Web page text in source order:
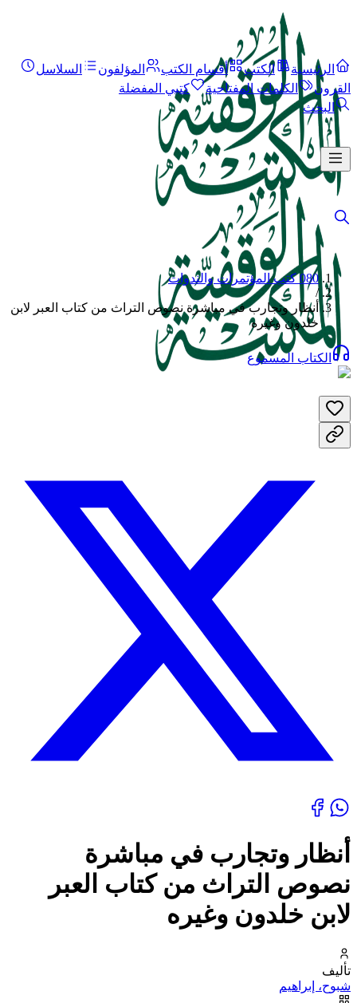
الرئيسية الكتب أقسام الكتب المؤلفون
السلاسل
القرون
الكلمات المفتاحية
كتبي المفضلة
البحث
080 كتب المؤتمرات والندوات
/
أنظار وتجارب في مباشرة نصوص التراث من كتاب العبر لابن
خلدون وغيره
الكتاب المسموع
أنظار وتجارب في مباشرة
نصوص التراث من كتاب العبر
لابن خلدون وغيره
تأليف
شبوح، إبراهيم